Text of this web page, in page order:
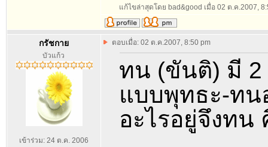
แก้ไขล่าสุดโดย bad&good เมื่อ 02 ต.ค.2007,
กรัชกาย
บัวแก้ว
เข้าร่วม: 24 ต.ค. 2006
ตอบเมื่อ: 02 ต.ค.2007, 8:50 pm
ทน (ขันติ) มี 2
แบบพุทธะ-ทน
อะไรอยู่จึงท